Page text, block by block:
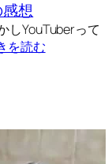
想
しYouTuberって
を読む